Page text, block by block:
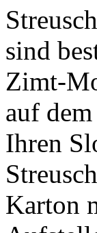
sind
Zimt-
auf
Ihren
Karton